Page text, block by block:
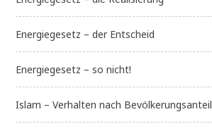
Energiegesetz – der Entscheid
Energiegesetz – so nicht!
Islam – Verhalten nach Bevölkerungsanteil